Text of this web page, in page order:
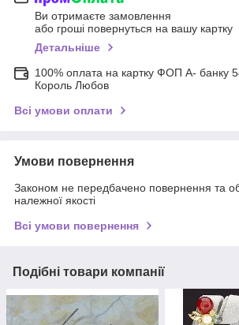
Ви отримаєте замовлення
або гроші повернуться на вашу картку
Детальніше
100% оплата на картку ФОП А- банку
Король Любов
Всі умови оплати
Умови повернення
Законом не передбачено повернення та
належної якості
Всі умови повернення
Подібні товари компанії